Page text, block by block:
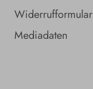
Widerrufformular
Mediadaten